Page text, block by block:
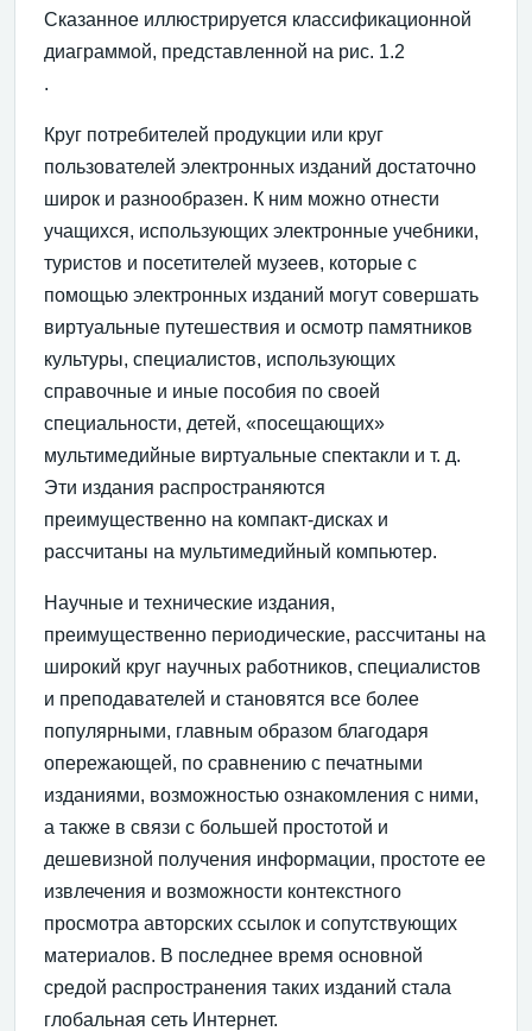
Сказанное иллюстрируется классификационной
диаграммой, представленной на рис. 1.2
.
Круг потребителей продукции или круг
пользователей электронных изданий достаточно
широк и разнообразен. К ним можно отнести
учащихся, использующих электронные учебники,
туристов и посетителей музеев, которые с
помощью электронных изданий могут совершать
виртуальные путешествия и осмотр памятников
культуры, специалистов, использующих
справочные и иные пособия по своей
специальности, детей, «посещающих»
мультимедийные виртуальные спектакли и т. д.
Эти издания распространяются
преимущественно на компакт-дисках и
рассчитаны на мультимедийный компьютер.
Научные и технические издания,
преимущественно периодические, рассчитаны на
широкий круг научных работников, специалистов
и преподавателей и становятся все более
популярными, главным образом благодаря
опережающей, по сравнению с печатными
изданиями, возможностью ознакомления с ними,
а также в связи с большей простотой и
дешевизной получения информации, простоте ее
извлечения и возможности контекстного
просмотра авторских ссылок и сопутствующих
материалов. В последнее время основной
средой распространения таких изданий стала
глобальная сеть Интернет.